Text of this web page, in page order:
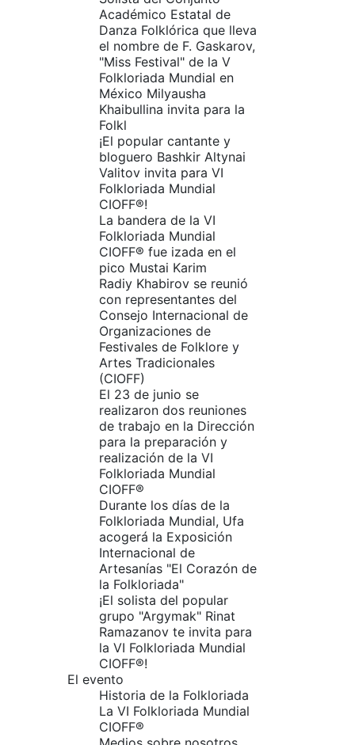
Académico Estatal de
Danza Folklórica que lleva
el nombre de F. Gaskarov,
"Miss Festival" de la V
Folkloriada Mundial en
México Milyausha
Khaibullina invita para la
Folkl
¡El popular cantante y
bloguero Bashkir Altynai
Valitov invita para VI
Folkloriada Mundial
CIOFF®️!
La bandera de la VI
Folkloriada Mundial
CIOFF® fue izada en el
pico Mustai Karim
Radiy Khabirov se reunió
con representantes del
Consejo Internacional de
Organizaciones de
Festivales de Folklore y
Artes Tradicionales
(CIOFF)
El 23 de junio se
realizaron dos reuniones
de trabajo en la Dirección
para la preparación y
realización de la VI
Folkloriada Mundial
CIOFF®️
Durante los días de la
Folkloriada Mundial, Ufa
acogerá la Exposición
Internacional de
Artesanías "El Corazón de
la Folkloriada"
¡El solista del popular
grupo "Argymak" Rinat
Ramazanov te invita para
la VI Folkloriada Mundial
CIOFF®!
El evento
Historia de la Folkloriada
La VI Folkloriada Mundial
CIOFF®